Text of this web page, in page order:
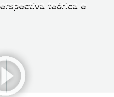
teórica e